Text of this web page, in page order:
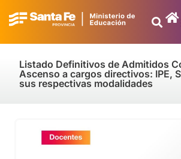
Listado Definitivos de Admitidos
Ascenso a cargos directivos: IPE,
sus respectivas modalidades